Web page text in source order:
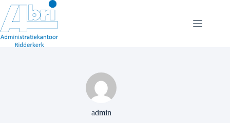
naar
de
inhoud
admin